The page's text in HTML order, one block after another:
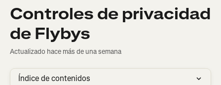
Controles de privacidad
de Flybys
Actualizado hace más de una semana
Índice de contenidos